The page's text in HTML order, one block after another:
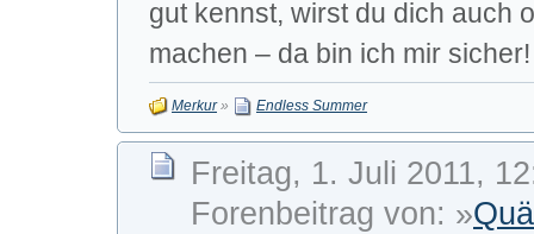
gut kennst, wirst du dich auch
machen – da bin ich mir
Merkur» Endless Summer
Freitag, 1. Juli 2011,
Forenbeitrag von: »